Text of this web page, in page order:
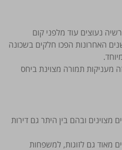
נעוצים עוד מלפני קום
האחרונות הפכו חלקים בשכונה
מעניקות תמורה מצוינת ביחס
מצוינים ובהם בין היתר גם דירות
מאוד גם לזוגות, למשפחות